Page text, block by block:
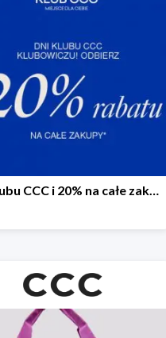
Dni Klubu CCC i 20% na całe zakupy